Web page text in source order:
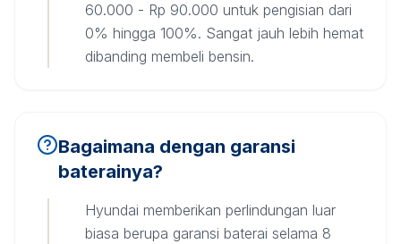
60.000 - Rp 90.000 untuk pengisian dari
0% hingga 100%. Sangat jauh lebih hemat
dibanding membeli bensin.
Bagaimana dengan garansi
baterainya?
Hyundai memberikan perlindungan luar
biasa berupa garansi baterai selama 8